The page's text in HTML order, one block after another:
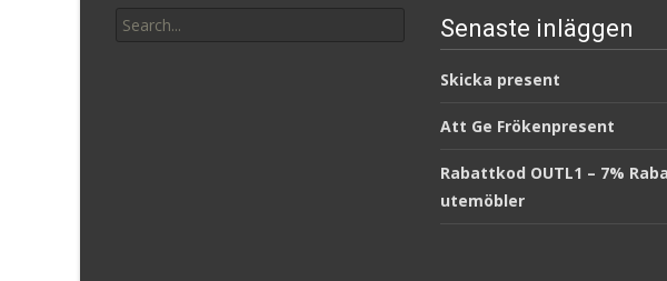
for:
Senaste inläggen
Skicka present
Att Ge Frökenpresent
Rabattkod OUTL1 – 7%
utemöbler